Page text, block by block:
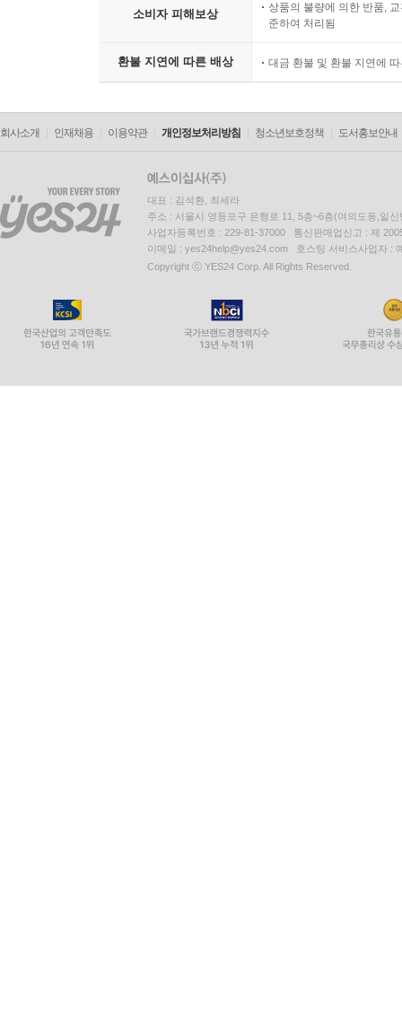
소비자 피해보상
상품의 불량에 의한 반품,
준하여 처리됨
환불 지연에 따른 배상 대금 환불 및 환불 지연에
회사소개 인재채용 이용약관 개인정보처리방침 청소년보호정책 도서홍보안내
대표 : 김석환, 최세라
주소 : 서울시 영등포구 은행로 11, 5층~6층(여의도동,일신
사업자등록번호 : 229-81-37000 통신판매업신고 : 제
이메일 : yes24help@yes24.com 호스팅 서비스사업자 :
Copyright ⓒ YES24 Corp. All Rights Reserved.